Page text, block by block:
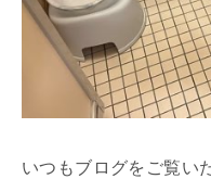
いつもブログをご覧い